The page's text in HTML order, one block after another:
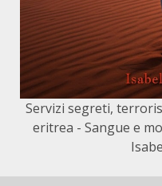
Servizi segreti,
eritrea - Sangue e